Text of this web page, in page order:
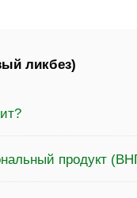
ликбез)
продукт